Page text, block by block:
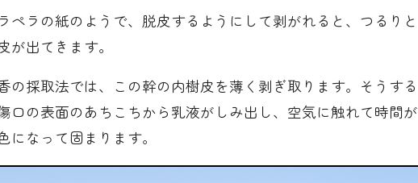
ペラの紙のようで、脱皮するようにして剥がれると、つるりと
が出てきます。
の採取法では、この幹の内樹皮を薄く剥ぎ取ります。そうする
口の表面のあちこちから乳液がしみ出し、空気に触れて時間が
になって固まります。